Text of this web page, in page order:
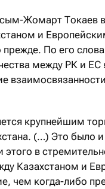
Жомарт Токаев в
и
прежде. По его
между РК и ЕС
крупнейшим
(…) Это было
этого в
Казахстаном и
чем когда-либо